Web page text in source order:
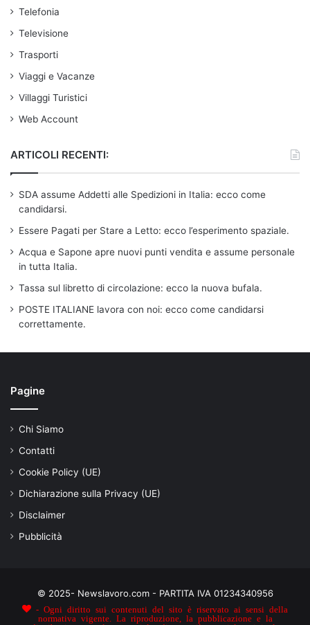
Telefonia
Televisione
Trasporti
Viaggi e Vacanze
Villaggi Turistici
Web Account
ARTICOLI RECENTI:
SDA assume Addetti alle Spedizioni in Italia: ecco come
candidarsi.
Essere Pagati per Stare a Letto: ecco l’esperimento spaziale.
Acqua e Sapone apre nuovi punti vendita e assume personale
in tutta Italia.
Tassa sul libretto di circolazione: ecco la nuova bufala.
POSTE ITALIANE lavora con noi: ecco come candidarsi
correttamente.
Pagine
Chi Siamo
Contatti
Cookie Policy (UE)
Dichiarazione sulla Privacy (UE)
Disclaimer
Pubblicità
© 2025- Newslavoro.com - PARTITA IVA 01234340956
- Ogni diritto sui contenuti del sito è riservato ai sensi della
normativa vigente. La riproduzione, la pubblicazione e la